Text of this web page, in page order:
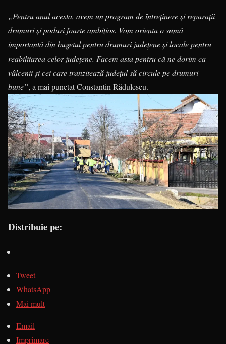
„Pentru anul acesta, avem un program de întreținere și reparații
drumuri și poduri foarte ambițios. Vom orienta o sumă
importantă din bugetul pentru drumuri județene și locale pentru
reabilitarea celor județene. Facem asta pentru că ne dorim ca
vâlcenii și cei care tranzitează județul să circule pe drumuri
bune”, a mai punctat Constantin Rădulescu.
Distribuie pe:
Tweet
WhatsApp
Mai mult
Email
Imprimare